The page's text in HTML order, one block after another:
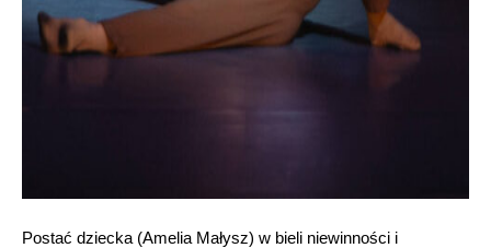
Postać dziecka (Amelia Małysz) w bieli niewinności i